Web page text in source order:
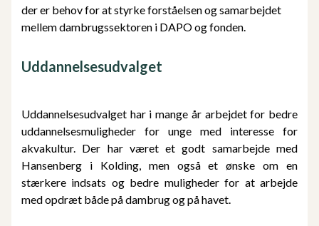
der er behov for at styrke forståelsen og samarbejdet
mellem dambrugssektoren i DAPO og fonden.
Uddannelsesudvalget
Uddannelsesudvalget har i mange år arbejdet for bedre
uddannelsesmuligheder for unge med interesse for
akvakultur. Der har været et godt samarbejde med
Hansenberg i Kolding, men også et ønske om en
stærkere indsats og bedre muligheder for at arbejde
med opdræt både på dambrug og på havet.